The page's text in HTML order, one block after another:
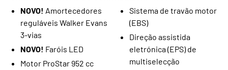
NOVO! Amortecedores
reguláveis Walker Evans
3-vias
NOVO! Faróis LED
Motor ProStar 952 cc
Sistema de travão motor
(EBS)
Direção assistida
eletrónica (EPS) de
multiselecção